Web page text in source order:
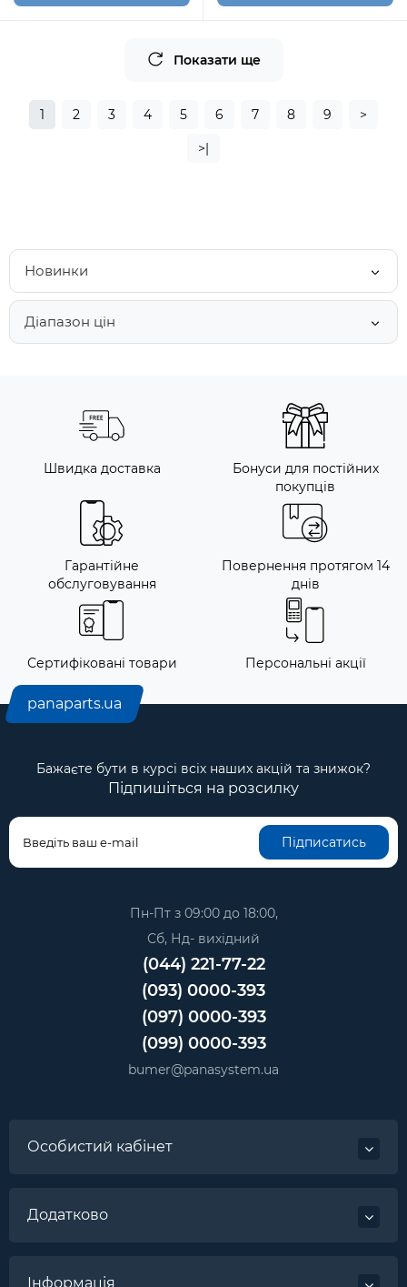
Показати ще
1 2 3 4 5 6 7 8 9 >
>|
Новинки
Діапазон цін
Швидка доставка
Бонуси для постійних
покупців
Гарантійне
обслуговування
Повернення протягом 14
днів
Сертифіковані товари Персональні акції
panaparts.ua
Бажаєте бути в курсі всіх наших акцій та знижок?
Підпишіться на розсилку
Підписатись
Пн-Пт з 09:00 до 18:00,
Сб, Нд- вихідний
(044) 221-77-22
(093) 0000-393
(097) 0000-393
(099) 0000-393
bumer@panasystem.ua
Особистий кабінет
Додатково
Інформація